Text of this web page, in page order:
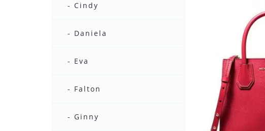
- Cindy
- Daniela
- Eva
- Falton
- Ginny